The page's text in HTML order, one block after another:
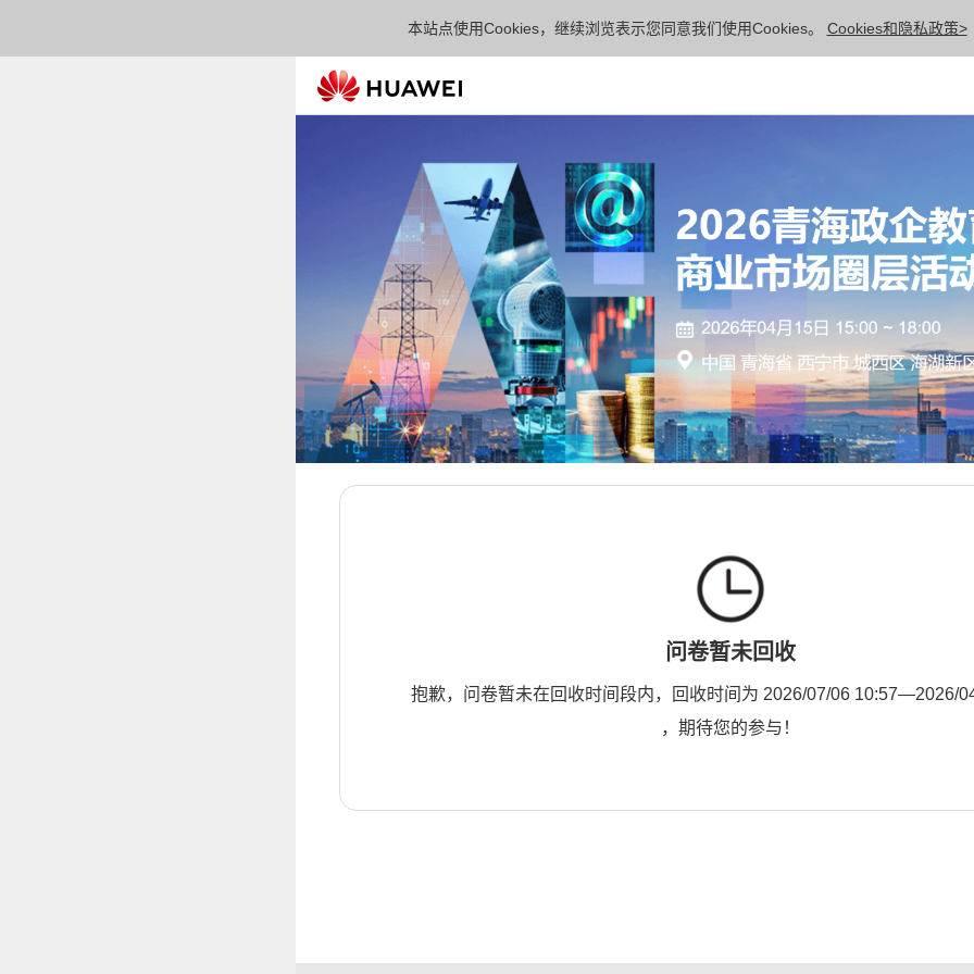
本站点使用Cookies，继续浏览表示您同意我们使用Cookies。 Cookies和隐私政策>
问卷暂未回收
抱歉，问卷暂未在回收时间段内，回收时间为 2026/07/06 10:57—2026/
，期待您的参与！